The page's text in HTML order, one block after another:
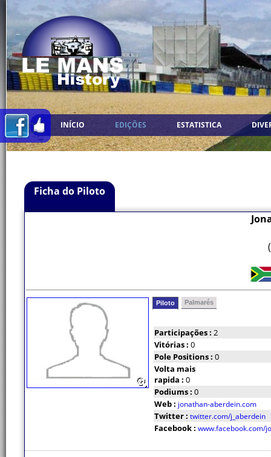
INÍCIO EDIÇÕES ESTATISTICA
Ficha do Piloto
Piloto Palmarés
Participações : 2
Vitórias : 0
Pole Positions : 0
Volta mais
rapida : 0
Podiums : 0
Web : jonathan-aberdein.com
Twitter : twitter.com/j_aberdein
Facebook : www.facebook.com/